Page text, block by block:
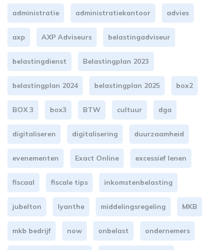
administratie administratiekantoor advies
axp AXP Adviseurs belastingadviseur
belastingdienst Belastingplan 2023
belastingplan 2024 belastingplan 2025 box2
BOX 3 box3 BTW cultuur dga
digitaliseren digitalisering duurzaamheid
evenementen Exact Online excessief lenen
fiscaal fiscale tips inkomstenbelasting
jubelton lyanthe middelingsregeling MKB
mkb bedrijf now onbelast ondernemers